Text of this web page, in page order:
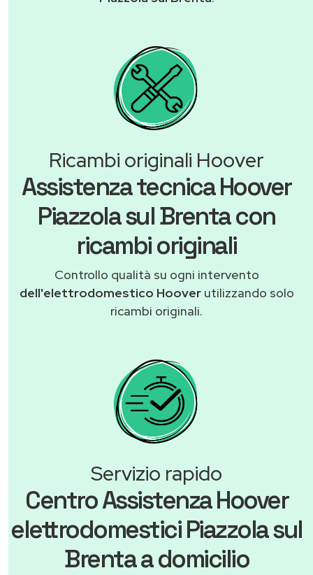
Ricambi originali Hoover
Assistenza tecnica Hoover
Piazzola sul Brenta con
ricambi originali
Controllo qualità su ogni intervento
dell'elettrodomestico Hooverutilizzando solo
ricambi originali.
Servizio rapido
Centro Assistenza Hoover
elettrodomestici Piazzola sul
Brenta a domicilio